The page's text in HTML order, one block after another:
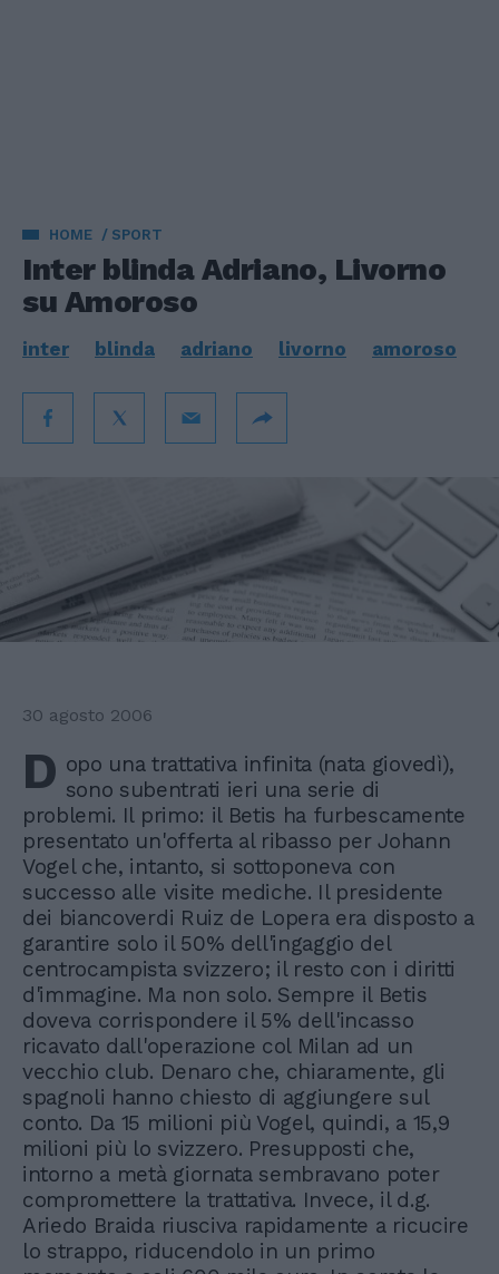
HOME SPORT
Inter blinda Adriano, Livorno
su Amoroso
inter blinda adriano livorno amoroso
30 agosto 2006
D opo una trattativa infinita (nata giovedì),
sono subentrati ieri una serie di
problemi. Il primo: il Betis ha furbescamente
presentato un'offerta al ribasso per Johann
Vogel che, intanto, si sottoponeva con
successo alle visite mediche. Il presidente
dei biancoverdi Ruiz de Lopera era disposto a
garantire solo il 50% dell'ingaggio del
centrocampista svizzero; il resto con i diritti
d'immagine. Ma non solo. Sempre il Betis
doveva corrispondere il 5% dell'incasso
ricavato dall'operazione col Milan ad un
vecchio club. Denaro che, chiaramente, gli
spagnoli hanno chiesto di aggiungere sul
conto. Da 15 milioni più Vogel, quindi, a 15,9
milioni più lo svizzero. Presupposti che,
intorno a metà giornata sembravano poter
compromettere la trattativa. Invece, il d.g.
Ariedo Braida riusciva rapidamente a ricucire
lo strappo, riducendolo in un primo